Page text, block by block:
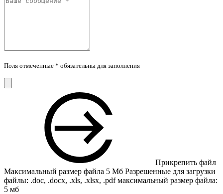
Поля отмеченные * обязательны для заполнения
Прикрепить файл
Максимальный размер файла 5 Мб Разрешенные для загрузки
файлы: .doc, .docx, .xls, .xlsx, .pdf максимальный размер файла:
5 мб